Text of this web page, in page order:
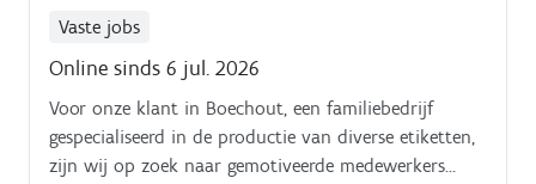
Vaste jobs
Online sinds 6 jul. 2026
Voor onze klant in Boechout, een familiebedrijf
gespecialiseerd in de productie van diverse etiketten,
zijn wij op zoek naar gemotiveerde medewerkers